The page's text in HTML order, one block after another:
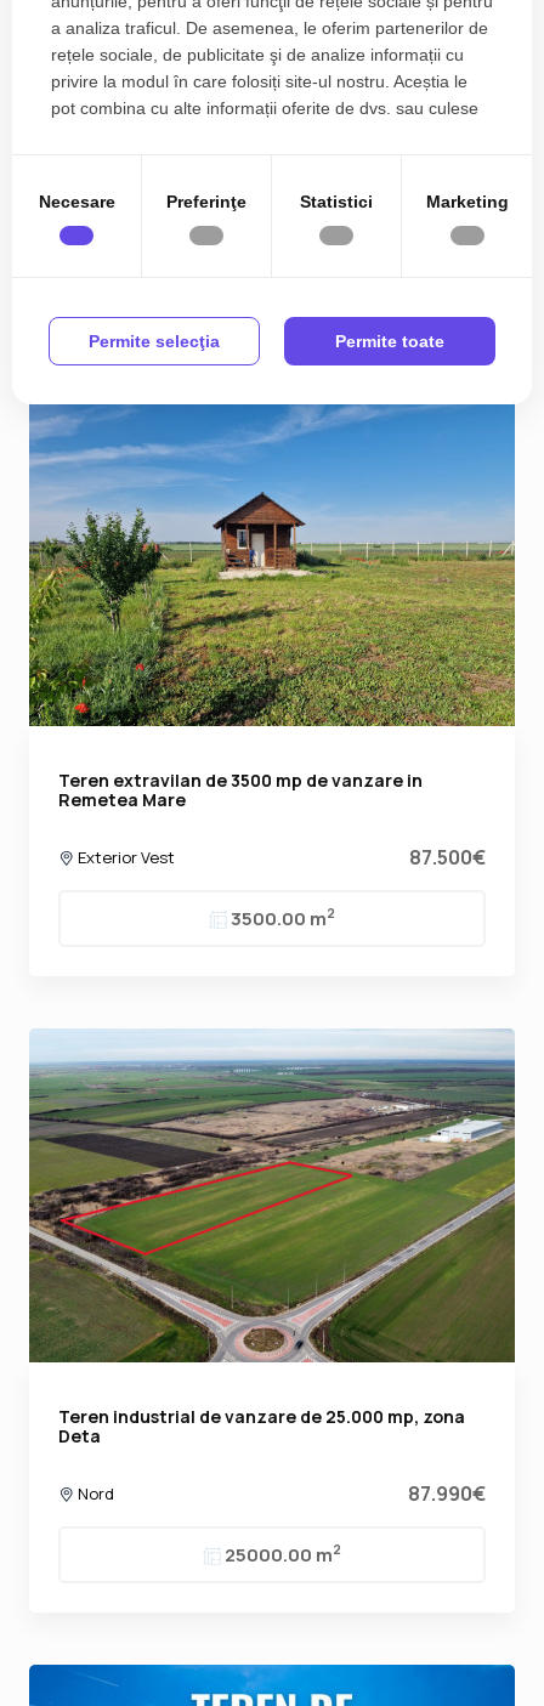
94.990€
Teren extravilan de 3500 mp de vanzare in
Remetea Mare
Exterior Vest 87.500€
3500.00 m2
Teren industrial de vanzare de 25.000 mp, zona
Deta
Nord 87.990€
25000.00 m2
a analiza traficul. De asemenea, le oferim partenerilor de
rețele sociale, de publicitate şi de analize informații cu
privire la modul în care folosiți site-ul nostru. Aceștia le
pot combina cu alte informații oferite de dvs. sau culese
Necesare Preferinţe Statistici Marketing
Permite selecţia Permite toate